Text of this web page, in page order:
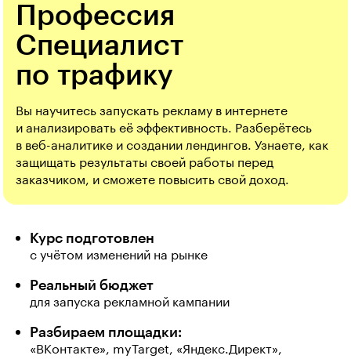
Профессия
Специалист
по трафику
Вы научитесь запускать рекламу в интернете
и анализировать её эффективность. Разберётесь
в веб-аналитике и создании лендингов. Узнаете, как
защищать результаты своей работы перед
заказчиком, и сможете повысить свой доход.
Курс подготовлен
c учётом изменений на рынке
Реальный бюджет
для запуска рекламной кампании
Разбираем площадки:
«ВКонтакте», myTarget, «Яндекс.Директ»,